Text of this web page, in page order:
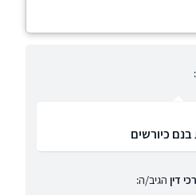
כיורשים
דין הגיב/ה: